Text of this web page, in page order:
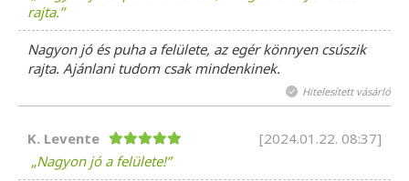
rajta.
Nagyon jó és puha a felülete, az egér könnyen csúszik
rajta. Ajánlani tudom csak mindenkinek.
Hitelesített vásárló
K. Levente
[2024.01.22. 08:37]
Nagyon jó a felülete!